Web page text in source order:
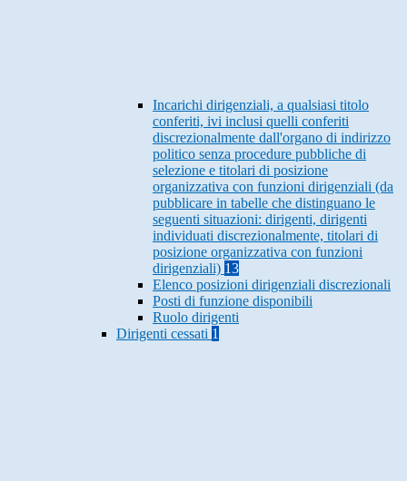
Incarichi dirigenziali, a qualsiasi titolo
conferiti, ivi inclusi quelli conferiti
discrezionalmente dall'organo di indirizzo
politico senza procedure pubbliche di
selezione e titolari di posizione
organizzativa con funzioni dirigenziali (da
pubblicare in tabelle che distinguano le
seguenti situazioni: dirigenti, dirigenti
individuati discrezionalmente, titolari di
posizione organizzativa con funzioni
dirigenziali) 13
Elenco posizioni dirigenziali discrezionali
Posti di funzione disponibili
Ruolo dirigenti
Dirigenti cessati 1